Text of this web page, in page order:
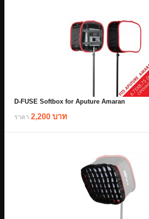
D-FUSE Softbox for Aputure Amaran
ราคา 2,200 บาท